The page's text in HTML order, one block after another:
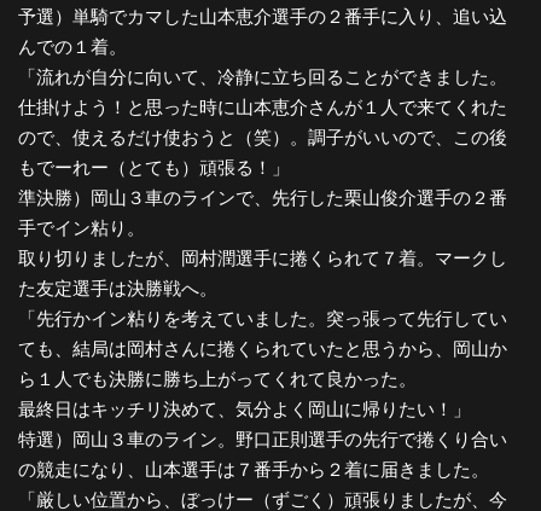
予選）単騎でカマした山本恵介選手の２番手に入り、追い込
んでの１着。
「流れが自分に向いて、冷静に立ち回ることができました。
仕掛けよう！と思った時に山本恵介さんが１人で来てくれた
ので、使えるだけ使おうと（笑）。調子がいいので、この後
もでーれー（とても）頑張る！」
準決勝）岡山３車のラインで、先行した栗山俊介選手の２番
手でイン粘り。
取り切りましたが、岡村潤選手に捲くられて７着。マークし
た友定選手は決勝戦へ。
「先行かイン粘りを考えていました。突っ張って先行してい
ても、結局は岡村さんに捲くられていたと思うから、岡山か
ら１人でも決勝に勝ち上がってくれて良かった。
最終日はキッチリ決めて、気分よく岡山に帰りたい！」
特選）岡山３車のライン。野口正則選手の先行で捲くり合い
の競走になり、山本選手は７番手から２着に届きました。
「厳しい位置から、ぼっけー（ずごく）頑張りましたが、今